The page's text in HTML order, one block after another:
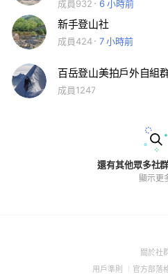
成員932
6 小時前
新手登山社
成員424 7 小時前
百岳登山美拍戶外自組
成員1247
還有其他眾多社
顯示更
關於社
用戶準則 (Open
官方部落